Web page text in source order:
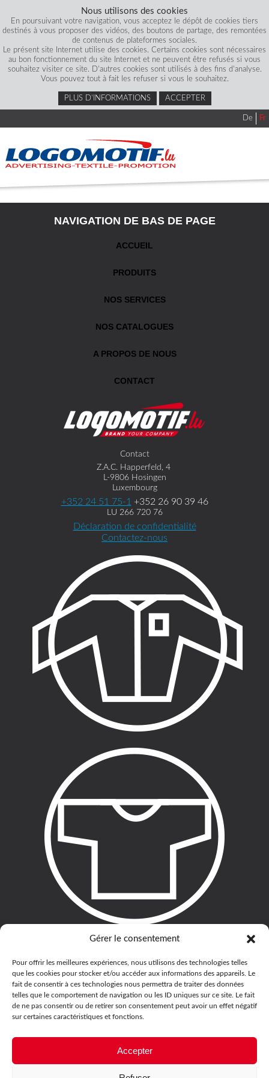
Gérer le consentement
Pour offrir les meilleures expériences, nous utilisons des technologies telles
que les cookies pour stocker et/ou accéder aux informations des appareils. Le
fait de consentir à ces technologies nous permettra de traiter des données
telles que le comportement de navigation ou les ID uniques sur ce site. Le fait
de ne pas consentir ou de retirer son consentement peut avoir un effet négatif
sur certaines caractéristiques et fonctions.
Accepter
Nous utilisons des cookies
En poursuivant votre navigation, vous acceptez le dépôt de cookies tiers
destinés à vous proposer des vidéos, des boutons de partage, des remontées
de contenus de plateformes sociales.
Le présent site Internet utilise des cookies. Certains cookies sont nécessaires
au bon fonctionnement du site Internet et ne peuvent être refusés si vous
souhaitez visiter ce site. D'autres cookies sont utilisés à des fins d'analyse.
Vous pouvez tout à fait les refuser si vous le souhaitez.
PLUS D’INFORMATIONS ACCEPTER
De Fr
NAVIGATION DE BAS DE PAGE
ACCUEIL
PRODUITS
NOS SERVICES
NOS CATALOGUES
A PROPOS DE NOUS
CONTACT
Contact
Z.A.C. Happerfeld, 4
L-9806 Hosingen
Luxembourg
+352 24 51 75-1 +352 26 90 39 46
LU 266 720 76
Déclaration de confidentialité
Contactez-nous